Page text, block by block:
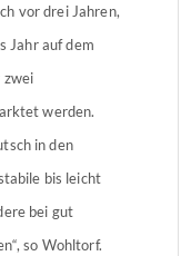
vor drei Jahren,
Jahr auf dem
zwei
werden.
in den
bis leicht
bei gut
so Wohltorf.